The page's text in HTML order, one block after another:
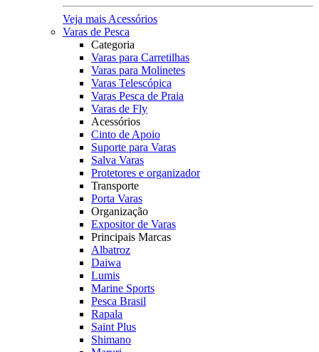
Veja mais Acessórios
Varas de Pesca
Categoria
Varas para Carretilhas
Varas para Molinetes
Varas Telescópica
Varas Pesca de Praia
Varas de Fly
Acessórios
Cinto de Apoio
Suporte para Varas
Salva Varas
Protetores e organizador
Transporte
Porta Varas
Organização
Expositor de Varas
Principais Marcas
Albatroz
Daiwa
Lumis
Marine Sports
Pesca Brasil
Rapala
Saint Plus
Shimano